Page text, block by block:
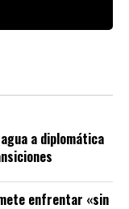
a diplomática
enfrentar «sin